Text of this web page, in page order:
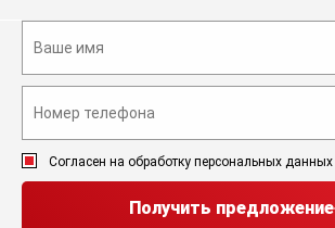
Согласен на обработку персональных данных
Получить предложение